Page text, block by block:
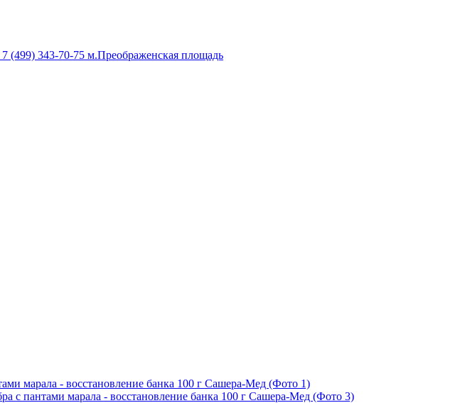
(499) 343-70-75 м.Преображенская площадь